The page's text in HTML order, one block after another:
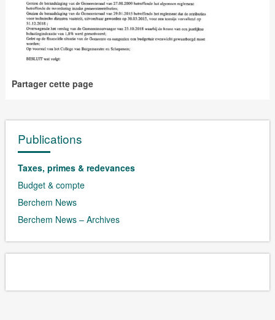
Partager cette page
Publications
Taxes, primes & redevances
Budget & compte
Berchem News
Berchem News – Archives